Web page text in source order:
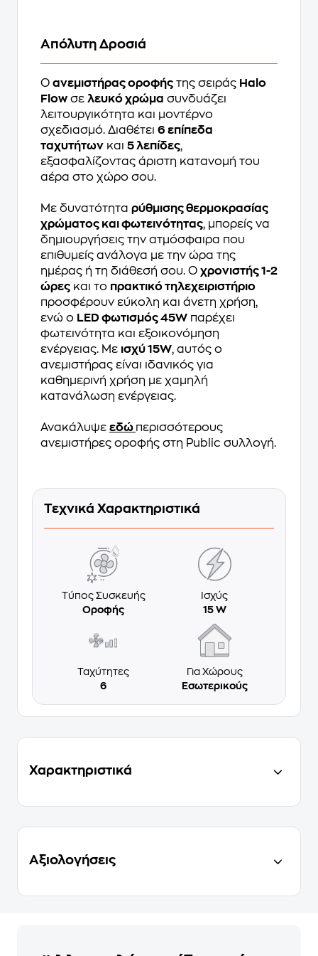
Απόλυτη Δροσιά
Ο ανεμιστήρας οροφής της σειράς Halo
Flow σε λευκό χρώμα συνδυάζει
λειτουργικότητα και μοντέρνο
σχεδιασμό. Διαθέτει 6 επίπεδα
ταχυτήτων και 5 λεπίδες,
εξασφαλίζοντας άριστη κατανομή του
αέρα στο χώρο σου.
Με δυνατότητα ρύθμισης θερμοκρασίας
χρώματος και φωτεινότητας, μπορείς να
δημιουργήσεις την ατμόσφαιρα που
επιθυμείς ανάλογα με την ώρα της
ημέρας ή τη διάθεσή σου. Ο χρονιστής 1-2
ώρες και το πρακτικό τηλεχειριστήριο
προσφέρουν εύκολη και άνετη χρήση,
ενώ ο LED φωτισμός 45W παρέχει
φωτεινότητα και εξοικονόμηση
ενέργειας. Με ισχύ 15W, αυτός ο
ανεμιστήρας είναι ιδανικός για
καθημερινή χρήση με χαμηλή
κατανάλωση ενέργειας.
Ανακάλυψε εδώ περισσότερους
ανεμιστήρες οροφής στη Public συλλογή.
Τεχνικά Χαρακτηριστικά
Τύπος Συσκευής
Οροφής
Ισχύς
15 W
Ταχύτητες
6
Για Χώρους
Εσωτερικούς
Χαρακτηριστικά
Αξιολογήσεις